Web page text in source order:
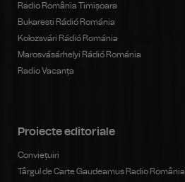
Radio România Timișoara
Bukaresti Rádió Románia
Kolozsvári Rádió Románia
Marosvásárhelyi Rádió Románia
Radio Vacanța
Proiecte editoriale
Conviețuiri
Târgul de Carte Gaudeamus Radio România